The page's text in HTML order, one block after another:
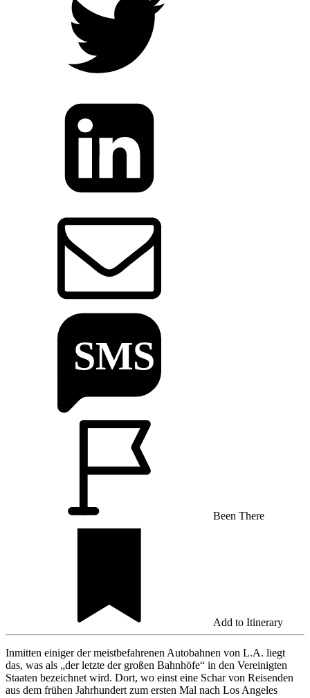
Been There
Add to Itinerary
Inmitten einiger der meistbefahrenen Autobahnen von L.A. liegt
das, was als „der letzte der großen Bahnhöfe“ in den Vereinigten
Staaten bezeichnet wird. Dort, wo einst eine Schar von Reisenden
aus dem frühen Jahrhundert zum ersten Mal nach Los Angeles